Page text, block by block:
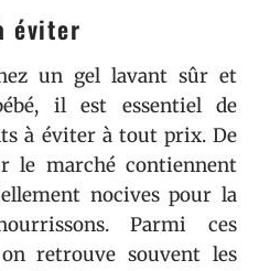
éviter
un gel lavant sûr et
il est essentiel de
à éviter à tout prix. De
le marché contiennent
nocives pour la
Parmi ces
retrouve souvent les